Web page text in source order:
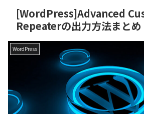
[WordPress]Advanced
Repeaterの出力方法まとめ
WordPress